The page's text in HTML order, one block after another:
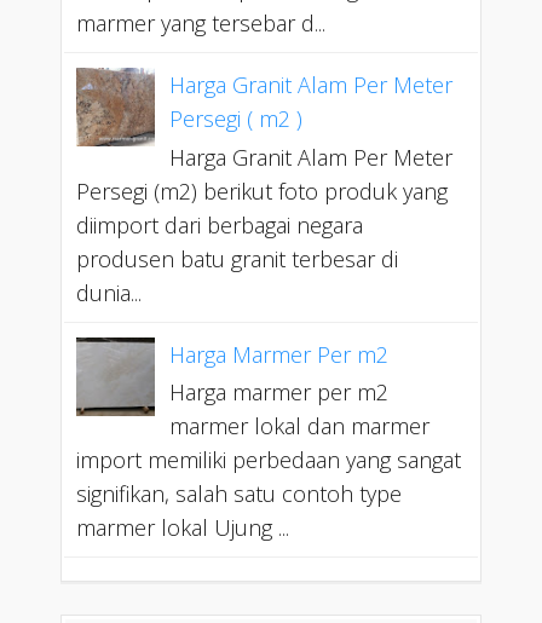
marmer yang tersebar d...
Harga Granit Alam Per Meter
Persegi ( m2 )
Harga Granit Alam Per Meter
Persegi (m2) berikut foto produk yang
diimport dari berbagai negara
produsen batu granit terbesar di
dunia...
Harga Marmer Per m2
Harga marmer per m2
marmer lokal dan marmer
import memiliki perbedaan yang sangat
signifikan, salah satu contoh type
marmer lokal Ujung ...